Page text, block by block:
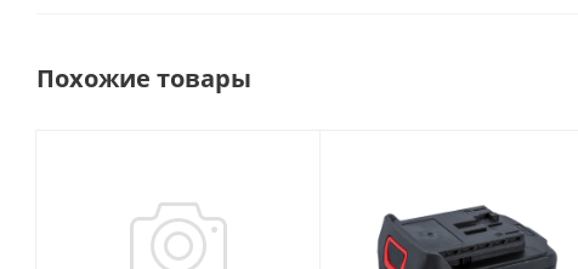
Похожие товары